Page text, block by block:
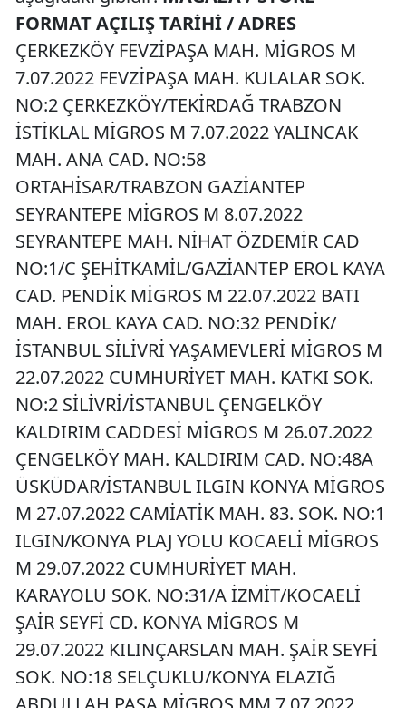
FORMAT AÇILIŞ TARİHİ / ADRES
ÇERKEZKÖY FEVZİPAŞA MAH. MİGROS M
7.07.2022 FEVZİPAŞA MAH. KULALAR SOK.
NO:2 ÇERKEZKÖY/TEKİRDAĞ TRABZON
İSTİKLAL MİGROS M 7.07.2022 YALINCAK
MAH. ANA CAD. NO:58
ORTAHİSAR/TRABZON GAZİANTEP
SEYRANTEPE MİGROS M 8.07.2022
SEYRANTEPE MAH. NİHAT ÖZDEMİR CAD
NO:1/C ŞEHİTKAMİL/GAZİANTEP EROL KAYA
CAD. PENDİK MİGROS M 22.07.2022 BATI
MAH. EROL KAYA CAD. NO:32 PENDİK/
İSTANBUL SİLİVRİ YAŞAMEVLERİ MİGROS M
22.07.2022 CUMHURİYET MAH. KATKI SOK.
NO:2 SİLİVRİ/İSTANBUL ÇENGELKÖY
KALDIRIM CADDESİ MİGROS M 26.07.2022
ÇENGELKÖY MAH. KALDIRIM CAD. NO:48A
ÜSKÜDAR/İSTANBUL ILGIN KONYA MİGROS
M 27.07.2022 CAMİATİK MAH. 83. SOK. NO:1
ILGIN/KONYA PLAJ YOLU KOCAELİ MİGROS
M 29.07.2022 CUMHURİYET MAH.
KARAYOLU SOK. NO:31/A İZMİT/KOCAELİ
ŞAİR SEYFİ CD. KONYA MİGROS M
29.07.2022 KILINÇARSLAN MAH. ŞAİR SEYFİ
SOK. NO:18 SELÇUKLU/KONYA ELAZIĞ